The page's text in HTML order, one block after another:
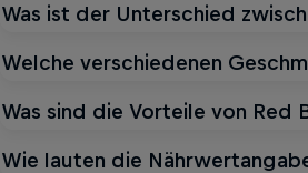
Was ist der Unterschied
Welche verschiedenen
Was sind die Vorteile von Red
Wie lauten die